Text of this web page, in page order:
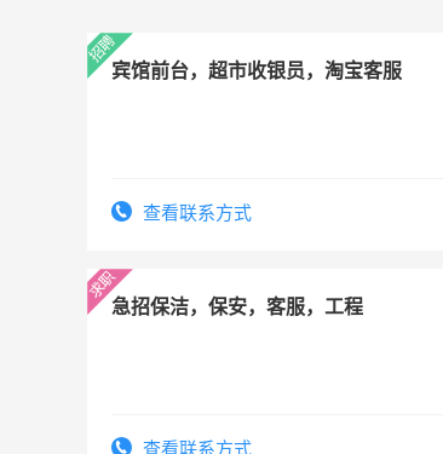
宾馆前台，超市收银员，淘宝客服
查看联系方式
急招保洁，保安，客服，工程
查看联系方式